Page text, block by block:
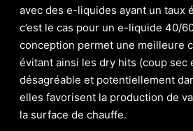
avec des e-liquides ayant un taux
c’est le cas pour un e-liquide 40/
conception permet une meilleure
évitant ainsi les dry hits (coup sec
désagréable et potentiellement
elles favorisent la production de
la surface de chauffe.